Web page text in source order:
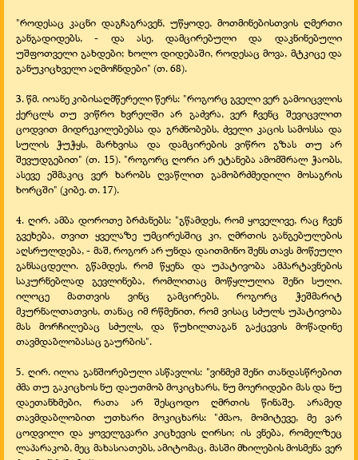
"როდესაც კაცნი დაგჩაგრავენ, უწყოდე, მოთმინებისთვის ღმერთი
განგადიდებს, -
და ასე, დამცირებული და დაკნინებული
უშფოთველი გახდები; ხოლო დიდებაში, როდესაც მოვა, მტკიცე და
განუკიცხველი აღმოჩნდები" (თ. 68).
3. წმ. იოანე კიბისაღმწერელი წერს: "როგორც გველი ვერ გამოიცვლის
ქერცლს თუ ვიწრო ხვრელში არ გაძვრა, ვერ ჩვენც შევიცვლით
ცოდვით მიდრეკილებებსა და გრძნობებს, ძველი კაცის სამოსსა და
სულის ჭუჭყს, მარხვისა და დამცირების ვიწრო გზას თუ არ
შევუდგებით" (თ. 15). "როგორც ღორი არ ეტანება ამომშრალ ჭაობს,
ასევე ეშმაკიც ვერ ხარობს ღვაწლით გამობრძმედილი მოსაგრის
ხორცში" (კიბე. თ. 17).
4. ღირ. ამბა დოროთე ბრძანებს: "გწამდეს, რომ ყოველივე, რაც ჩვენ
გვეხება, თვით ყველაზე უმცირესშიც კი, ღმრთის განგებულების
აღსრულდება, - მაშ, როგორ არ უნდა დაითმინო შენს თავს მოწეული
განსაცდელი. გწამდეს, რომ წყენა და უპატივობა ამპარტავნების
საკურნებლად გევლინება, რომლითაც მოწყლულია შენი სული.
ილოცე მათთვის ვინც გამცირებს, როგორც ჭეშმარიტ
მკურნალთათვის, თანაც იმ რწმენით, რომ ვისაც სძულს უპატივობა
მას მორჩილებაც სძულს, და წუხილთაგან გაქცევის მოწადინე
თავმდაბლობასაც გაურბის".
5. ღირ. ილია განშორებული ასწავლის: "ვინმემ შენი თანდასწრებით
ძმა თუ გაკიცხოს ნუ დაუთმობ მოკიცხარს, ნუ მოერიდები მას და ნუ
დაეთანხმები, რათა არ შესცოდო ღმრთის წინაშე. არამედ
თავმდაბლობით უთხარი მოკიცხარს: "ძმაო, მომიტევე, მე ვარ
ცოდვილი და ყოველგვარი კიცხევის ღირსი; ის ვნება, რომელზეც
ლაპარაკობ, მეც მახასიათებს, ამიტომაც, მასში მხილების მოსმენა ვერ